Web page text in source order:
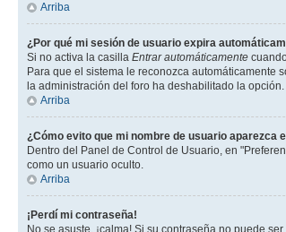
Arriba
¿Por qué mi sesión de usuario expira
Si no activa la casilla Entrar automáticamente
Para que el sistema le reconozca automáticamente
la administración del foro ha deshabilitado la opción.
Arriba
¿Cómo evito que mi nombre de usuario aparezca
Dentro del Panel de Control de Usuario, en
como un usuario oculto.
Arriba
¡Perdí mi contraseña!
No se asuste, ¡calma! Si su contraseña no puede